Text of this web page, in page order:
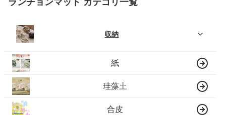
ランチョンマット カテゴリ一覧
収納
紙
珪藻土
合皮